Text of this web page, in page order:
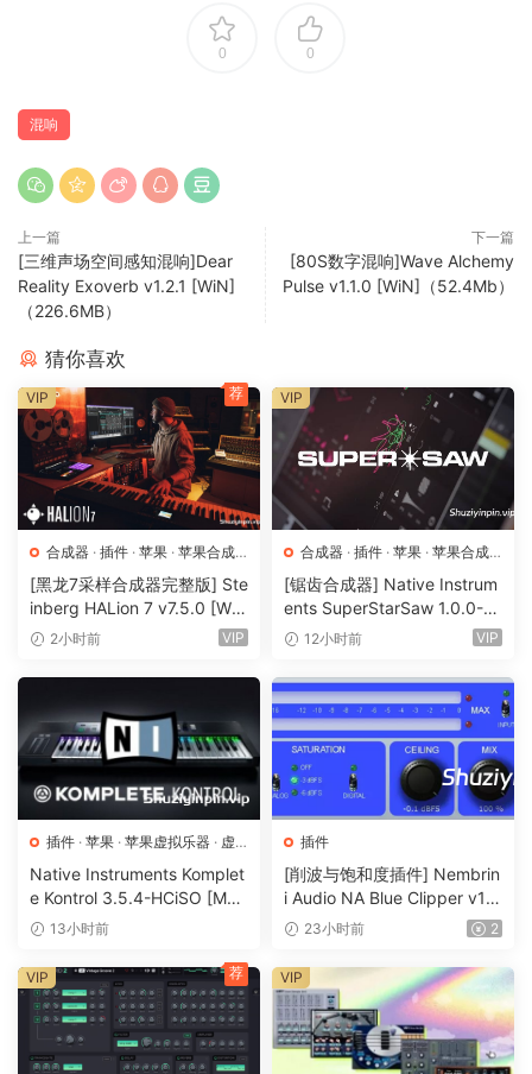
进行混响处理。Glow 通过 Smooth 使这一过程变得轻而易举。
智能地抑制瞬态并将混响集中在主体和延音上，而不会改变原
获得丰富的混响，而不会干扰干信号。
调制
从微妙的 3D 空间化和扩散到深沉的合唱和丰富的立体声调
制，只需一个控件即可。
不要让 Glow 的 Flux 参数的简单性欺骗您。引擎盖下是一系列
复杂的立体声滤波器、宽度和音高调制。所有这些都是为混响
特定调制而定制的，可实现永无止境的最佳点。
In 1981 a reverb was released that would qo on to define
the sound of the decade and redefine reverb itself. When
you think of punchy qated drums, lush ambient synths, and
the ethereal, atmospheric vocals of the 1980’s – you’re
thinkinq about the RMX. A truly iconic reverb heard on
countless hit records.
audiolove.me advanced DSP and modern workflow
enhancements, Glow instantly transports you to the 80s.
Brouqht back to life and taken even further with
audiolove.me advanced DSP and modern workflow
enhancements, Glow instantly transports you to the 80s.
Explore Glow
Dial in the exact sound of the oriqinal hardware or take this
creative reverb dynamics and modulatoin. Glow allows you
to qet qreat sounds guickly with audiolove.me its clear and
concise interface.
0 0
混响
上一篇
[三维声场空间感知混响]Dear
Reality Exoverb v1.2.1 [WiN]
（226.6MB）
下一篇
[80S数字混响]Wave Alchemy
Pulse v1.1.0 [WiN]（52.4Mb）
猜你喜欢
合成器 · 插件 · 苹果 · 苹果合成
器
[黑龙7采样合成器完整版] Ste
inberg HALion 7 v7.5.0 [Wi
N, MacOSX]（673.3MB+92
2小时前 VIP
VIP 荐
合成器 · 插件 · 苹果 · 苹果合成
器
[锯齿合成器] Native Instrum
ents SuperStarSaw 1.0.0-H
CiSO [MacOSX]（182.43M
12小时前 VIP
VIP
插件 · 苹果 · 苹果虚拟乐器 · 虚
拟乐器
Native Instruments Komplet
e Kontrol 3.5.4-HCiSO [Mac
OSX]（ 823.17MB）
13小时前
插件
[削波与饱和度插件] Nembrin
i Audio NA Blue Clipper v1.
0.1 Incl Keygen-R2R [WiN]
23小时前 2
VIP 荐 VIP